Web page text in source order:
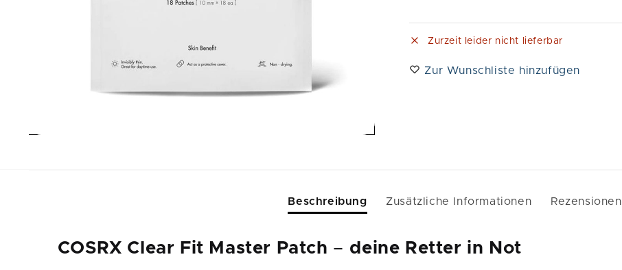
Zurzeit leider nicht lieferbar
Zur Wunschliste hinzufügen
Beschreibung Zusätzliche Informationen Rezensionen
COSRX Clear Fit Master Patch – deine Retter in Not